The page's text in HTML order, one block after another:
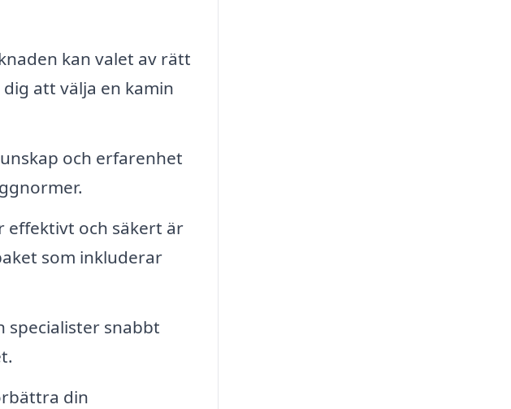
kan valet av rätt
att välja en kamin
och erfarenhet
effektivt och säkert är
som inkluderar
specialister snabbt
din